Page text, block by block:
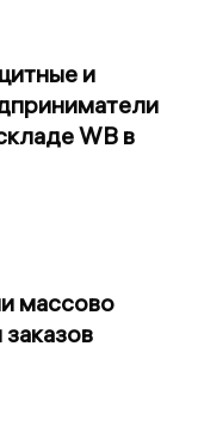
и
WB в
массово